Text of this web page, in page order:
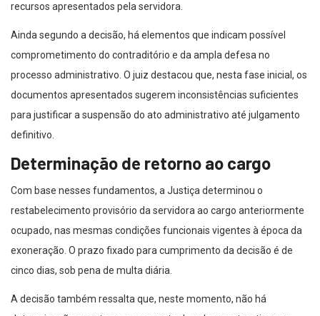
recursos apresentados pela servidora.
Ainda segundo a decisão, há elementos que indicam possível
comprometimento do contraditório e da ampla defesa no
processo administrativo. O juiz destacou que, nesta fase inicial, os
documentos apresentados sugerem inconsistências suficientes
para justificar a suspensão do ato administrativo até julgamento
definitivo.
Determinação de retorno ao cargo
Com base nesses fundamentos, a Justiça determinou o
restabelecimento provisório da servidora ao cargo anteriormente
ocupado, nas mesmas condições funcionais vigentes à época da
exoneração. O prazo fixado para cumprimento da decisão é de
cinco dias, sob pena de multa diária.
A decisão também ressalta que, neste momento, não há